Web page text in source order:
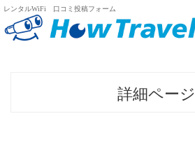
レンタルWiFi 口コミ投稿フォーム
詳細ページ